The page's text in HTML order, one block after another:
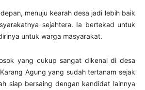
menuju kearah desa jadi lebih baik
sejahtera. Ia bertekad untuk
untuk warga masyarakat.
yang cukup sangat dikenal di desa
Agung yang sudah tertanam sejak
siap bersaing dengan kandidat lainnya